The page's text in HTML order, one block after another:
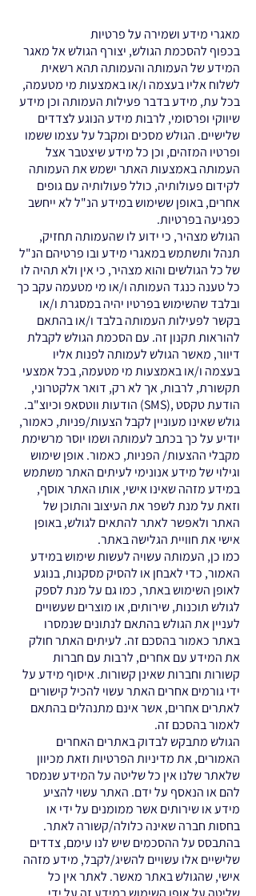
מאגרי מידע ושמירה על פרטיות
בכפוף להסכמת הגולש, יצורף הגולש אל מאגר
המידע של העמותה והעמותה תהא רשאית
לשלוח אליו בעצמה ו/או באמצעות מי מטעמה,
בכל עת, מידע בדבר פעילות העמותה וכן מידע
שיווקי ופרסומי, לרבות מידע הנוגע לצדדים
שלישיים. הגולש מסכים ומקבל על עצמו ששמו
ופרטיו המזהים, וכן כל מידע שיצטבר אצל
העמותה באמצעות האתר ישמש את העמותה
לקידום פעולותיה, כולל פעולותיה עם גופים
אחרים, באופן ששימוש במידע הנ"ל לא ייחשב
כפגיעה בפרטיות.
הגולש מצהיר, כי ידוע לו שהעמותה תחזיק,
תנהל ותשתמש במאגרי מידע ובו פרטיהם הנ"ל
של כל הגולשים והוא מצהיר, כי אין ולא תהיה לו
כל טענה כנגד העמותה ו/או מי מטעמה עקב כך
ובלבד שהשימוש בפרטיו יהיה במסגרת ו/או
בקשר לפעילות העמותה בלבד ו/או בהתאם
להוראות תקנון זה. עם הסכמת הגולש לקבלת
דיוור, מאשר הגולש לעמותה לפנות אליו
בעצמה ו/או באמצעות מי מטעמה, בכל אמצעי
תקשורת, לרבות, אך לא רק, דואר אלקטרוני,
הודעת טקסט ,(SMS) הודעות ווטסאפ וכיוצ"ב.
גולש שאינו מעוניין לקבל הצעות/פניות, כאמור,
יודיע על כך בכתב לעמותה ושמו יוסר מרשימת
מקבלי ההצעות/ הפניות, כאמור. אופן שימוש
וגילוי של מידע אנונימי לעיתים האתר משתמש
במידע מזהה שאינו אישי, אותו האתר אוסף,
וזאת על מנת לשפר את העיצוב והתוכן של
האתר ולאפשר לאתר להתאים לגולש, באופן
אישי את חוויית הגלישה באתר.
כמו כן, העמותה עשויה לעשות שימוש במידע
האמור, כדי לאבחן או להסיק מסקנות, בנוגע
לאופן השימוש באתר, כמו גם על מנת לספק
לגולש תוכנות, שירותים, או מוצרים שעשויים
לעניין את הגולש בהתאם לנתונים שנמסרו
באתר כאמור בהסכם זה. לעיתים האתר חולק
את המידע עם אחרים, לרבות עם חברות
קשורות וחברות שאינן קשורות. איסוף מידע על
ידי גורמים אחרים האתר עשוי להכיל קישורים
לאתרים אחרים, אשר אינם מתנהלים בהתאם
לאמור בהסכם זה.
הגולש מתבקש לבדוק באתרים האחרים
האמורים, את מדיניות הפרטיות וזאת מכיוון
שלאתר שלנו אין כל שליטה על המידע שנמסר
להם או הנאסף על ידם. האתר עשוי להציע
מידע או שירותים אשר ממומנים על ידי או
בחסות חברה שאינה כלולה/קשורה לאתר.
בהתבסס על ההסכמים שיש לנו עימם, צדדים
שלישיים אלו עשויים להשיג/לקבל, מידע מזהה
אישי, שהגולש באתר מאשר. לאתר אין כל